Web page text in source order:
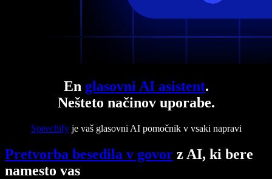
En glasovni AI asistent.
Nešteto načinov uporabe.
Speechifyje vaš glasovni AI pomočnik v vsaki napravi
Pretvorba besedila v govor z AI, ki bere
namesto vas